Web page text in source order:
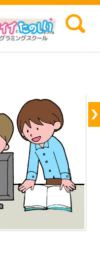
検索: